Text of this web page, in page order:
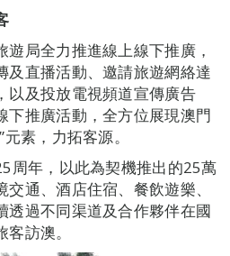
局全力推進線上線下推廣，
及直播活動、邀請旅遊網絡達
以及投放電視頻道宣傳廣告
下推廣活動，全方位展現澳門
素，力拓客源。
周年，以此為契機推出的25萬
通、酒店住宿、餐飲遊樂、
透過不同渠道及合作夥伴在國
訪澳。